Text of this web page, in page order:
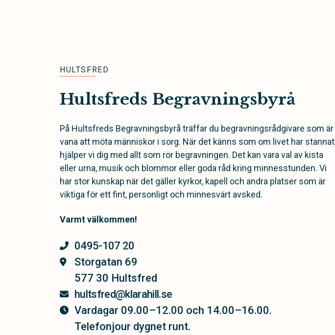
HULTSFRED
Hultsfreds Begravningsbyrå
På Hultsfreds Begravningsbyrå träffar du begravningsrådgivare som är
vana att möta människor i sorg. När det känns som om livet har stannat
hjälper vi dig med allt som rör begravningen. Det kan vara val av kista
eller urna, musik och blommor eller goda råd kring minnesstunden. Vi
har stor kunskap när det gäller kyrkor, kapell och andra platser som är
viktiga för ett fint, personligt och minnesvärt avsked.
Varmt välkommen!
0495-107 20
Storgatan 69
577 30 Hultsfred
hultsfred@klarahill.se
Vardagar 09.00–12.00 och 14.00–16.00.
Telefonjour dygnet runt.